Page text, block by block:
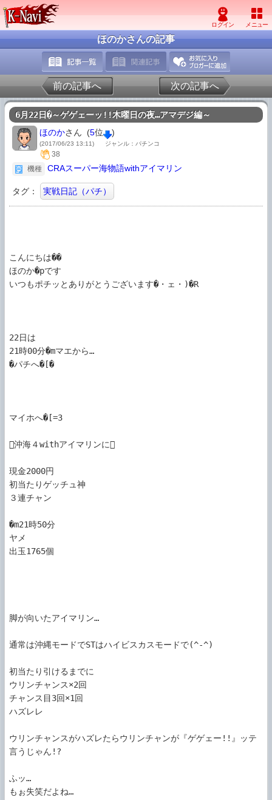
ほのかさんの記事
前の記事へ 次の記事へ
6月22日�～ゲゲェーッ!!木曜日の夜…アマデジ編～
ほのかさん (5位 )
(2017/06/23 13:11) ジャンル：パチンコ
38
機種
CRAスーパー海物語withアイマリン
タグ： 実戦日記（パチ）
こんにちは��
ほのか�pです
いつもポチッとありがとうございます�・ェ・)�R
22日は
21時00分�mマエから…
�パチへ�[�
マイホへ�[=3
沖海４withアイマリンに
現金2000円
初当たりゲッチュ神
３連チャン
�m21時50分
ヤメ
出玉1765個
脚が向いたアイマリン…
通常は沖縄モードでSTはハイビスカスモードで(^-^)
初当たり引けるまでに
ウリンチャンス×2回
チャンス目3回×1回
ハズレレ
ウリンチャンスがハズレたらウリンチャンが『ゲゲェー!!』ッテ
言うじゃん!?
ふッ…
もぉ失笑だよね…